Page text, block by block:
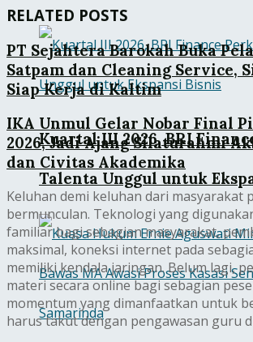
Kuartal III 2026, BRI
Talenta Unggul untuk
RELATED POSTS
PT Sejahtera Barokah Buka
Satpam dan Cleaning Service,
Siap Kerja di Kaltim
IKA Unmul Gelar Nobar Final
2026, Jadi Ajang Silaturahmi
dan Civitas Akademika
Keluhan demi keluhan dari masyarakat
bermunculan. Teknologi yang
familiar bagi sebagian masyarakat,
maksimal, koneksi internet pada
memiliki kendala jaringan. Belum lagi,
materi secara online bagi sebagian
momentum yang dimanfaatkan untuk
harus takut dengan pengawasan guru